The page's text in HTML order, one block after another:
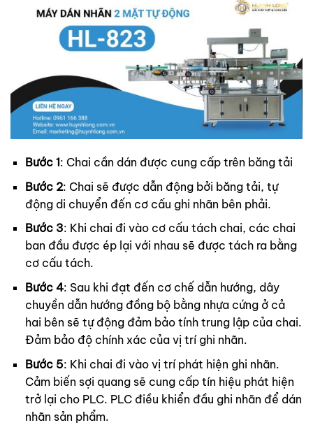
Bước 1: Chai cần dán được cung cấp trên băng tải
Bước 2: Chai sẽ được dẫn động bởi băng tải, tự
động di chuyển đến cơ cấu ghi nhãn bên phải.
Bước 3: Khi chai đi vào cơ cấu tách chai, các chai
ban đầu được ép lại với nhau sẽ được tách ra bằng
cơ cấu tách.
Bước 4: Sau khi đạt đến cơ chế dẫn hướng, dây
chuyền dẫn hướng đồng bộ bằng nhựa cứng ở cả
hai bên sẽ tự động đảm bảo tính trung lập của chai.
Đảm bảo độ chính xác của vị trí ghi nhãn.
Bước 5: Khi chai đi vào vị trí phát hiện ghi nhãn.
Cảm biến sợi quang sẽ cung cấp tín hiệu phát hiện
trở lại cho PLC. PLC điều khiển đầu ghi nhãn để dán
nhãn sản phẩm.